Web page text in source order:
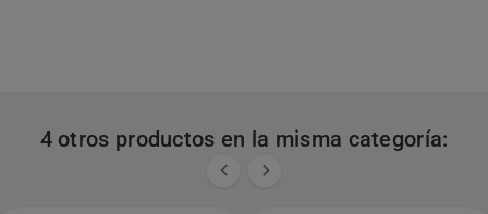
4 otros productos en la misma categoría:
 